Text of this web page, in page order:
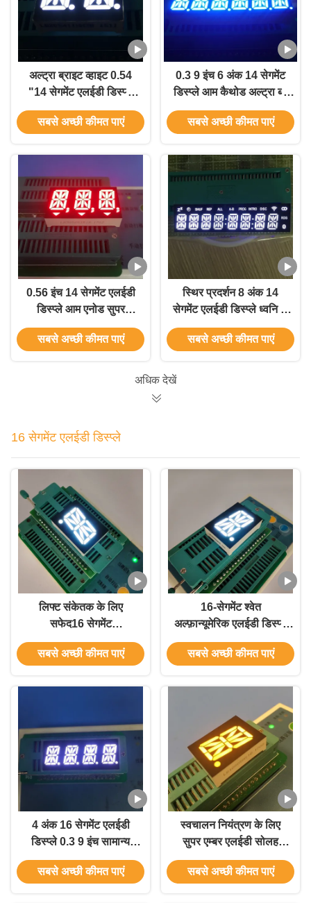
अल्ट्रा ब्राइट व्हाइट 0.54
"14 सेगमेंट एलईडी डिस्प्ले
डुअल डिजिट कॉमन एनोड
इंस्ट्रूमेंट पैनल के लिए
सबसे अच्छी कीमत पाएं
0.3 9 इंच 6 अंक 14 सेगमेंट
डिस्प्ले आम कैथोड अल्ट्रा ब्लू
प्रोसेस कंट्रोल एप्लाइड
सबसे अच्छी कीमत पाएं
0.56 इंच 14 सेगमेंट एलईडी
डिस्प्ले आम एनोड सुपर
उज्ज्वल हरा उपकरण पैनल के
लिए
सबसे अच्छी कीमत पाएं
स्थिर प्रदर्शन 8 अंक 14
सेगमेंट एलईडी डिस्प्ले ध्वनि के
लिए अनुकूलित
सबसे अच्छी कीमत पाएं
अधिक देखें
16 सेगमेंट एलईडी डिस्प्ले
लिफ्ट संकेतक के लिए
सफेद16 सेगमेंट
अल्फ़ान्यूमेरिक एलईडी डिस्प्ले
सबसे अच्छी कीमत पाएं
16-सेगमेंट श्वेत
अल्फ़ान्यूमेरिक एलईडी डिस्प्ले
मॉड्यूल
सबसे अच्छी कीमत पाएं
4 अंक 16 सेगमेंट एलईडी
डिस्प्ले 0.3 9 इंच सामान्य
कैथोड तापमान आर्द्रता
संकेतक के लिए
सबसे अच्छी कीमत पाएं
स्वचालन नियंत्रण के लिए
सुपर एम्बर एलईडी सोलह
सेगमेंट डिस्प्ले 0.8 इंच
सबसे अच्छी कीमत पाएं